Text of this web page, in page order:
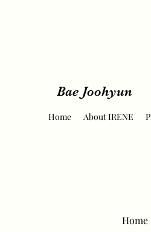
Bae Joohyun
Home About IRENE
Home